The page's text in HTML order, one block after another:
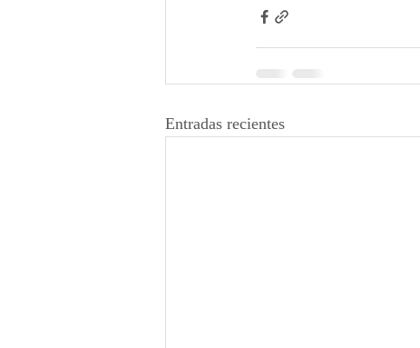
Entradas recientes